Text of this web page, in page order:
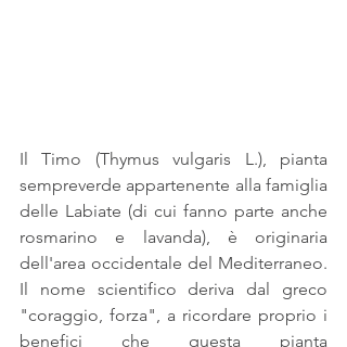
Il Timo (Thymus vulgaris L.), pianta
sempreverde appartenente alla famiglia
delle Labiate (di cui fanno parte anche
rosmarino e lavanda), è originaria
dell'area occidentale del Mediterraneo.
Il nome scientifico deriva dal greco
"coraggio, forza", a ricordare proprio i
benefici che questa pianta